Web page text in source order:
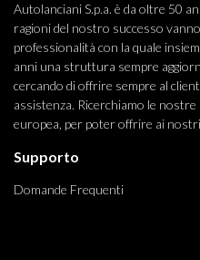
Autolanciani S.p.a. è da oltre 50
ragioni del nostro successo
professionalità con la quale
anni una struttura sempre
cercando di offrire sempre al
assistenza. Ricerchiamo le
europea, per poter offrire ai
Supporto
Domande Frequenti